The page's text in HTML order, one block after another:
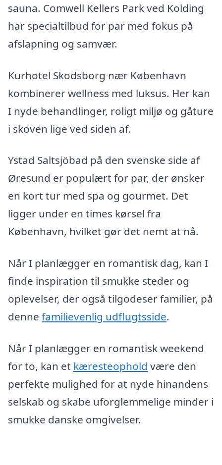
sauna. Comwell Kellers Park ved Kolding
har specialtilbud for par med fokus på
afslapning og samvær.
Kurhotel Skodsborg nær København
kombinerer wellness med luksus. Her kan
I nyde behandlinger, roligt miljø og gåture
i skoven lige ved siden af.
Ystad Saltsjöbad på den svenske side af
Øresund er populært for par, der ønsker
en kort tur med spa og gourmet. Det
ligger under en times kørsel fra
København, hvilket gør det nemt at nå.
Når I planlægger en romantisk dag, kan I
finde inspiration til smukke steder og
oplevelser, der også tilgodeser familier, på
denne familievenlig udflugtsside.
Når I planlægger en romantisk weekend
for to, kan et kæresteophold være den
perfekte mulighed for at nyde hinandens
selskab og skabe uforglemmelige minder i
smukke danske omgivelser.